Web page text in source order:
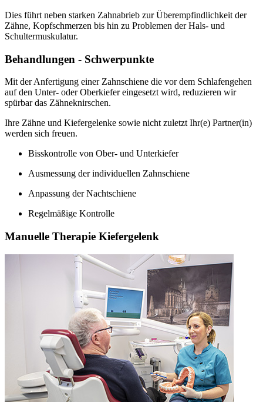
Dies führt neben starken Zahnabrieb zur Überempfindlichkeit der
Zähne, Kopfschmerzen bis hin zu Problemen der Hals- und
Schultermuskulatur.
Behandlungen - Schwerpunkte
Mit der Anfertigung einer Zahnschiene die vor dem Schlafengehen
auf den Unter- oder Oberkiefer eingesetzt wird, reduzieren wir
spürbar das Zähneknirschen.
Ihre Zähne und Kiefergelenke sowie nicht zuletzt Ihr(e) Partner(in)
werden sich freuen.
Bisskontrolle von Ober- und Unterkiefer
Ausmessung der individuellen Zahnschiene
Anpassung der Nachtschiene
Regelmäßige Kontrolle
Manuelle Therapie Kiefergelenk